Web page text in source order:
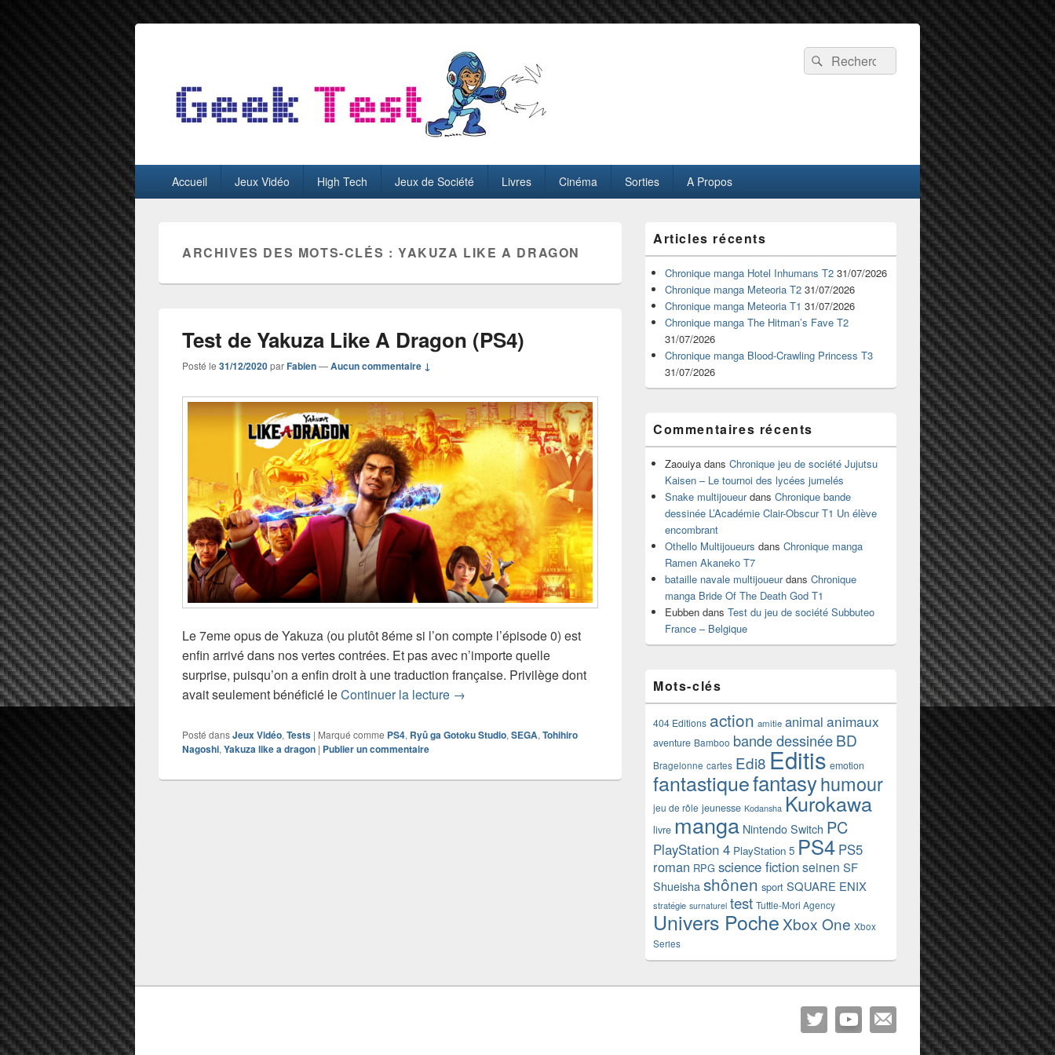
GeekTest
Recherche :
Rechercher
principalAccueil Jeux Vidéo High Tech Jeux de Société Livres Cinéma Sorties A Propos
ARCHIVES DES MOTS-CLÉS :YAKUZA LIKE A DRAGON
Test de Yakuza Like A Dragon (PS4)
Posté le 31/12/2020parFabien—Aucun commentaire ↓
Le 7eme opus de Yakuza (ou plutôt 8éme si l’on compte l’épisode 0) est
enfin arrivé dans nos vertes contrées. Et pas avec n’importe quelle
surprise, puisqu’on a enfin droit à une traduction française. Privilège dont
avait seulement bénéficié leContinuer la lecture Test de Yakuza Like A Dragon (PS4)
→
Posté dansJeux Vidéo, Tests | Marqué comme PS4, Ryû ga Gotoku Studio, SEGA, Tohihiro
Nagoshi, Yakuza like a dragon | Publier un commentaire
principale
de
widget
pour
barre
latérale
Articles récents
Chronique manga Hotel Inhumans T2 31/07/2026
Chronique manga Meteoria T2 31/07/2026
Chronique manga Meteoria T1 31/07/2026
Chronique manga The Hitman’s Fave T2
31/07/2026
Chronique manga Blood-Crawling Princess T3
31/07/2026
Commentaires récents
Zaouiya dans Chronique jeu de société Jujutsu
Kaisen – Le tournoi des lycées jumelés
Snake multijoueurdans Chronique bande
dessinée L’Académie Clair-Obscur T1 Un élève
encombrant
Othello Multijoueurs dans Chronique manga
Ramen Akaneko T7
bataille navale multijoueurdans Chronique
manga Bride Of The Death God T1
Eubben dans Test du jeu de société Subbuteo
France – Belgique
Mots-clés
404 Editions action amitie animal animaux
aventure Bamboo bande dessinéeBD
Bragelonne cartes Edi8 Editis emotion
fantastiquefantasyhumour
jeu de rôle jeunesse Kodansha Kurokawa
livre manga Nintendo Switch PC
PlayStation 4 PlayStation 5 PS4 PS5
roman RPG science fictionseinen SF
Shueisha shônen sport SQUARE ENIX
stratégie surnaturel test Tuttle-Mori Agency
Univers Poche Xbox One Xbox
Series